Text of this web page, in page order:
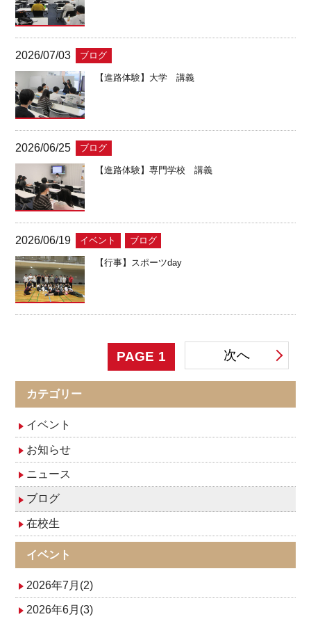
2026/07/03 ブログ
【進路体験】大学 講義
2026/06/25 ブログ
【進路体験】専門学校 講義
2026/06/19 イベント ブログ
【行事】スポーツday
稿
ナ
ビ
ゲ
ー
シ
ョ
PAGE 1 次へ
カテゴリー
イベント
お知らせ
ニュース
ブログ
在校生
イベント
2026年7月(2)
2026年6月(3)